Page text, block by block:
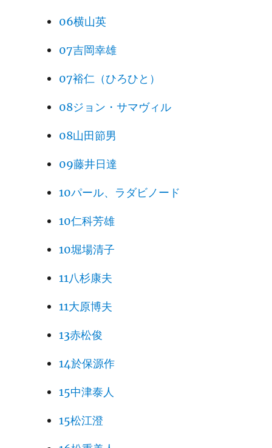
06横山英
07吉岡幸雄
07裕仁（ひろひと）
08ジョン・サマヴィル
08山田節男
09藤井日達
10パール、ラダビノード
10仁科芳雄
10堀場清子
11八杉康夫
11大原博夫
13赤松俊
14於保源作
15中津泰人
15松江澄